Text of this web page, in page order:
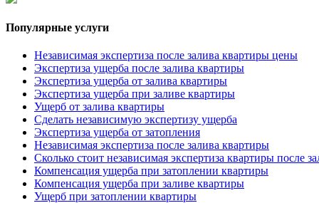
Популярные услуги
Независимая экспертиза после залива квартиры цены
Экспертиза ущерба после залива квартиры
Экспертиза ущерба от залива квартиры
Экспертиза ущерба при заливе квартиры
Ущерб от залива квартиры
Cделать независимую экспертизу ущерба
Экспертиза ущерба от затопления
Независимая экспертиза после залива квартиры
Сколько стоит независимая экспертиза квартиры после
Компенсация ущерба при затоплении квартиры
Компенсация ущерба при заливе квартиры
Ущерб при затоплении квартиры